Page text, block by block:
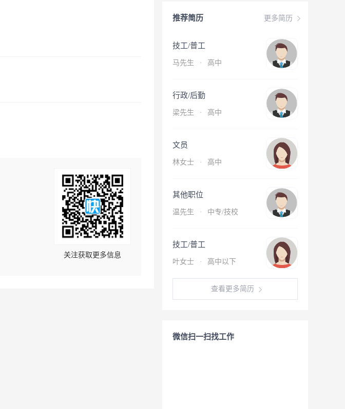
关注获取更多信息
更多简历
推荐简历
技工/普工
马先生 · 高中
行政/后勤
梁先生 · 高中
文员
林女士 · 高中
其他职位
温先生 · 中专/技校
技工/普工
叶女士 · 高中以下
查看更多简历
微信扫一扫找工作